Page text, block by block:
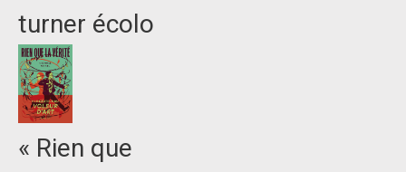
turner écolo
« Rien que